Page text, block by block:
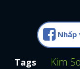
Nhấp
Tags Kim